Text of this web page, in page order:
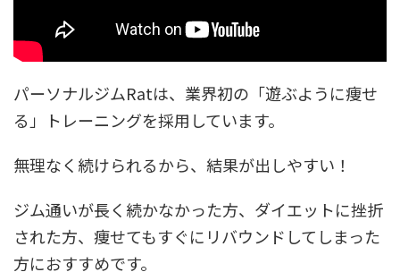
パーソナルジムRatは、業界初の「遊ぶように痩せ
る」トレーニングを採用しています。
無理なく続けられるから、結果が出しやすい！
ジム通いが長く続かなかった方、ダイエットに挫折
された方、痩せてもすぐにリバウンドしてしまった
方におすすめです。